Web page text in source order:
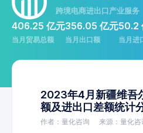
跨境电商进出口产业服务
406.25 亿元
当月贸易总额
356.05 亿元
当月出口额
50.2
当月进
2023年4月新疆维吾
额及进出口差额统计
作者：量化咨询 来源：量化咨